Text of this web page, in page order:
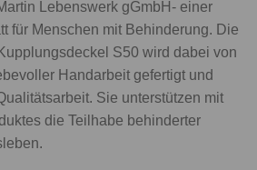
Lebenswerk gGmbH- einer
für Menschen mit Behinderung. Die
S50 wird dabei von
Handarbeit gefertigt und
Sie unterstützen mit
die Teilhabe behinderter